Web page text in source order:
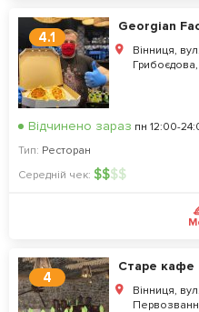
4.1
Georgian
Вінниця, вул.
Відчинено зараз пн 12:00-
Тип: Ресторан
Середній чек: $$$$
4
Старе кафе
Вінниця,